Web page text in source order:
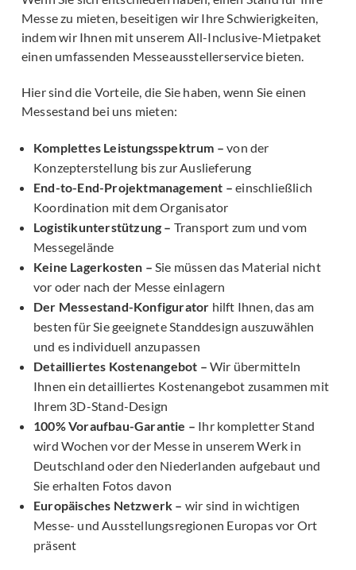
Messe zu mieten, beseitigen wir Ihre Schwierigkeiten,
indem wir Ihnen mit unserem All-Inclusive-Mietpaket
einen umfassenden Messeausstellerservice bieten.
Hier sind die Vorteile, die Sie haben, wenn Sie einen
Messestand bei uns mieten:
Komplettes Leistungsspektrum – von der
Konzepterstellung bis zur Auslieferung
End-to-End-Projektmanagement – einschließlich
Koordination mit dem Organisator
Logistikunterstützung – Transport zum und vom
Messegelände
Keine Lagerkosten – Sie müssen das Material nicht
vor oder nach der Messe einlagern
Der Messestand-Konfigurator hilft Ihnen, das am
besten für Sie geeignete Standdesign auszuwählen
und es individuell anzupassen
Detailliertes Kostenangebot – Wir übermitteln
Ihnen ein detailliertes Kostenangebot zusammen mit
Ihrem 3D-Stand-Design
100% Voraufbau-Garantie – Ihr kompletter Stand
wird Wochen vor der Messe in unserem Werk in
Deutschland oder den Niederlanden aufgebaut und
Sie erhalten Fotos davon
Europäisches Netzwerk – wir sind in wichtigen
Messe- und Ausstellungsregionen Europas vor Ort
präsent